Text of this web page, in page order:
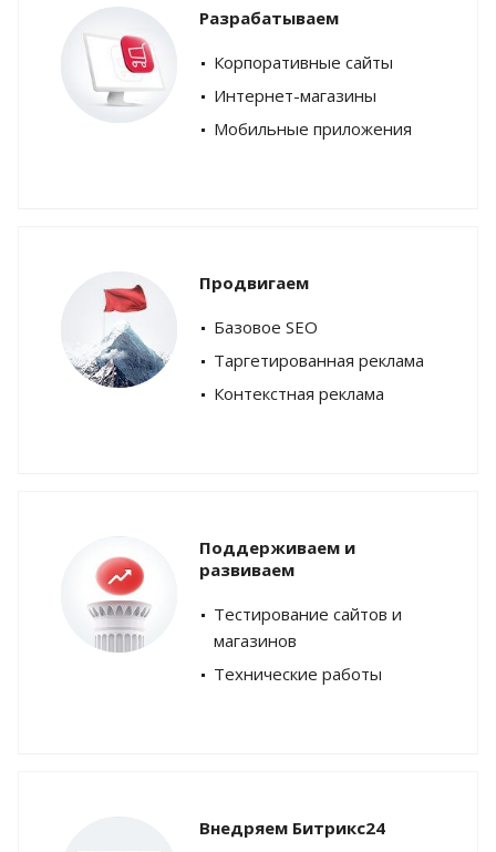
Разрабатываем
Корпоративные сайты
Интернет-магазины
Мобильные приложения
Продвигаем
Базовое SEO
Таргетированная реклама
Контекстная реклама
Поддерживаем и
развиваем
Тестирование сайтов и
магазинов
Технические работы
Внедряем Битрикс24